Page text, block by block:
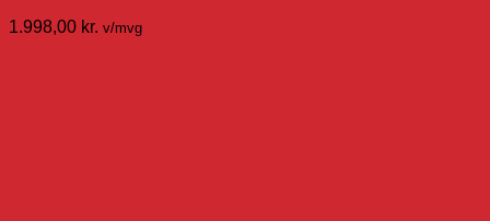
1.998,00 kr. v/mvg